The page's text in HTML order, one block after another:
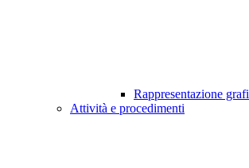
Rappresentazione
Attività e procedimenti